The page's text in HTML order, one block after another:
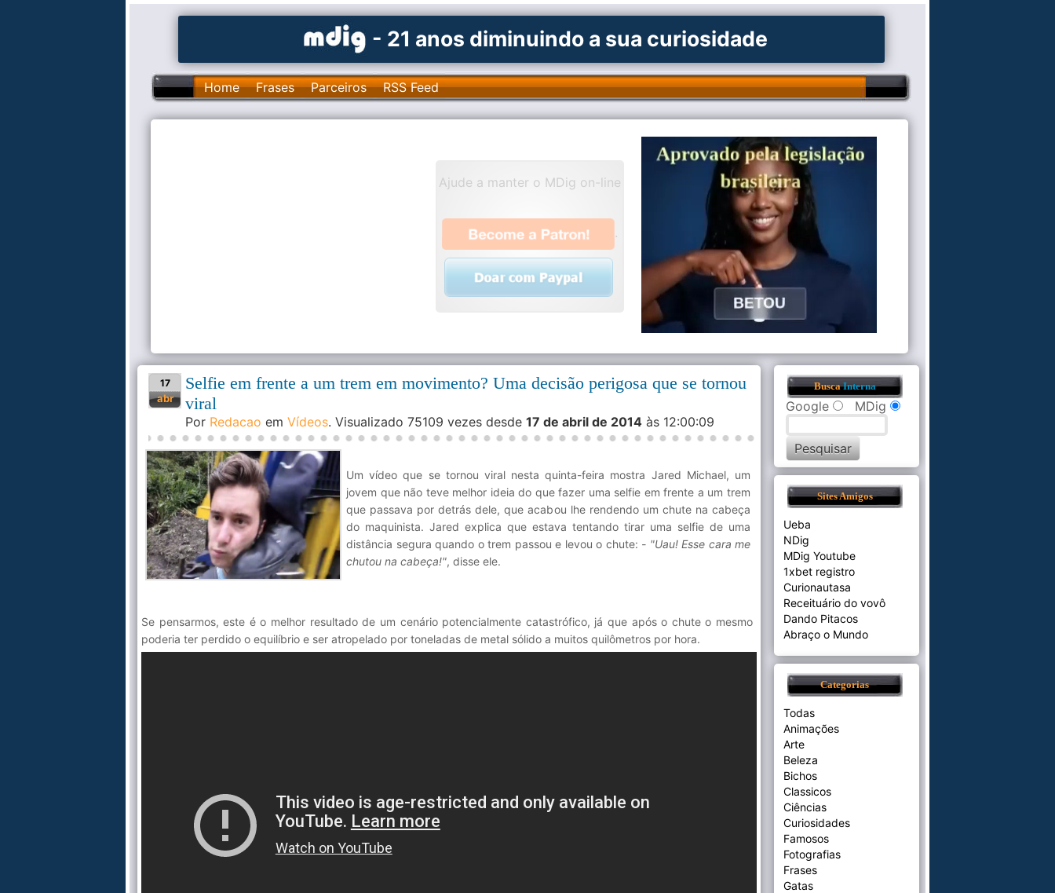
- 21 anos diminuindo a sua curiosidade
Home Frases Parceiros RSS Feed
Ajude a manter o MDig on-line
.
17
abr
Selfie em frente a um trem em movimento? Uma decisão perigosa que se tornou
viral
Por Redacao em Vídeos. Visualizado 75109 vezes desde 17 de abril de 2014 às 12:00:09
Um vídeo que se tornou viral nesta quinta-feira mostra Jared Michael, um
jovem que não teve melhor ideia do que fazer uma selfie em frente a um trem
que passava por detrás dele, que acabou lhe rendendo um chute na cabeça
do maquinista. Jared explica que estava tentando tirar uma selfie de uma
distância segura quando o trem passou e levou o chute: - "Uau! Esse cara me
chutou na cabeça!", disse ele.
Se pensarmos, este é o melhor resultado de um cenário potencialmente catastrófico, já que após o chute o mesmo
poderia ter perdido o equilíbrio e ser atropelado por toneladas de metal sólido a muitos quilômetros por hora.
BuscaInterna
Google MDig
Sites Amigos
Ueba
NDig
MDig Youtube
1xbet registro
Curionautasa
Receituário do vovô
Dando Pitacos
Abraço o Mundo
Categorias
Todas
Animações
Arte
Beleza
Bichos
Classicos
Ciências
Curiosidades
Famosos
Fotografias
Frases
Gatas